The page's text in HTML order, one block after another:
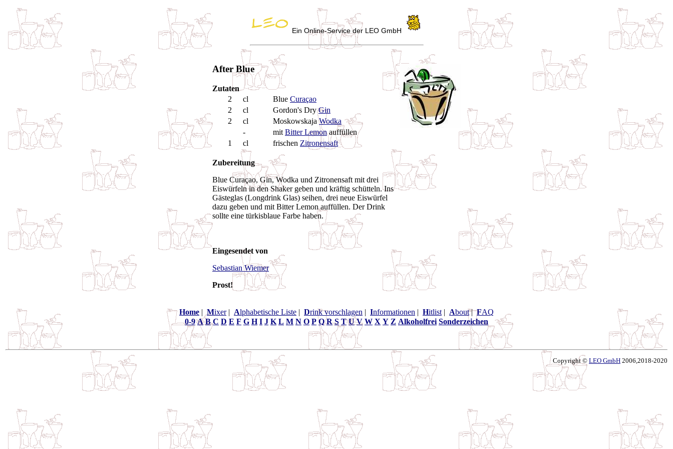
Ein Online-Service der LEO GmbH
After Blue
Zutaten
2
cl Blue Curaçao
2
cl Gordon's DryGin
2
cl MoskowskajaWodka
-
mit Bitter Lemonauffüllen
1
cl frischen Zitronensaft
Zubereitung
Blue Curaçao, Gin, Wodka und Zitronensaft mit drei
Eiswürfeln in den Shaker geben und kräftig schütteln. Ins
Gästeglas (Longdrink Glas) seihen, drei neue Eiswürfel
dazu geben und mit Bitter Lemon auffüllen. Der Drink
sollte eine türkisblaue Farbe haben.
Eingesendet von
Sebastian Wiemer
Prost!
Home | Mixer| Alphabetische Liste | Drink vorschlagen | Informationen | Hitlist | About|FAQ
0-9 A B C D E F G H I J K L M N O P Q R S T U V W X Y Z Alkoholfrei Sonderzeichen
Copyright © LEO GmbH 2006,2018-2020